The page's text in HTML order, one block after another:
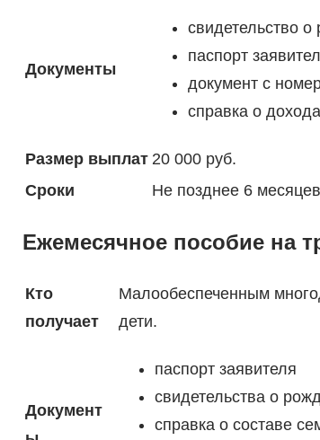
Документы
свидетельство
паспорт
документ с
справка о
Размер выплат 20 000 руб.
Сроки
Не позднее 6
Ежемесячное пособие на
Кто
получает
Малообеспеченным
дети.
Документ
паспорт заявителя
свидетельства о
справка о составе